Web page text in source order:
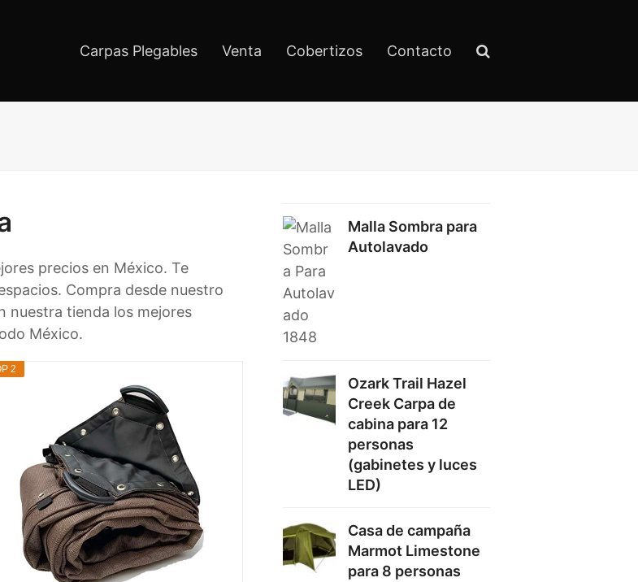
Carpas Plegables Venta Cobertizos Contacto
precios en México. Te
Compra desde nuestro
nuestra tienda los mejores
México.
2
Malla Sombra para
Autolavado
Ozark Trail Hazel
Creek Carpa de
cabina para 12
personas
(gabinetes y luces
LED)
Casa de campaña
Marmot Limestone
para 8 personas